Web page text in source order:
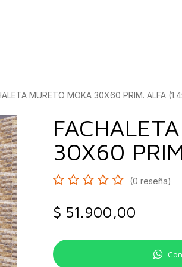
MURETO MOKA 30X60 PRIM. ALFA
30X60
(0 reseña)
$ 51.900,00